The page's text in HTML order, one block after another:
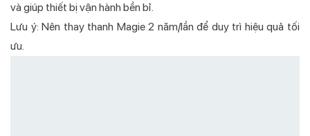
và giúp thiết bị vận hành bền bỉ.
Lưu ý: Nên thay thanh Magie 2 năm/lần để duy trì hiệu quả tối
ưu.